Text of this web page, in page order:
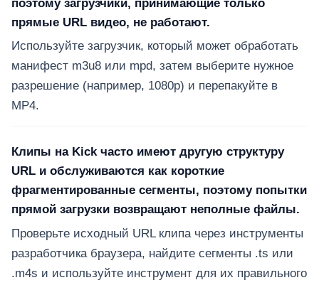
поэтому загрузчики, принимающие только
прямые URL видео, не работают.
Используйте загрузчик, который может обработать
манифест m3u8 или mpd, затем выберите нужное
разрешение (например, 1080p) и перепакуйте в
MP4.
Клипы на Kick часто имеют другую структуру
URL и обслуживаются как короткие
фрагментированные сегменты, поэтому попытки
прямой загрузки возвращают неполные файлы.
Проверьте исходный URL клипа через инструменты
разработчика браузера, найдите сегменты .ts или
.m4s и используйте инструмент для их правильного